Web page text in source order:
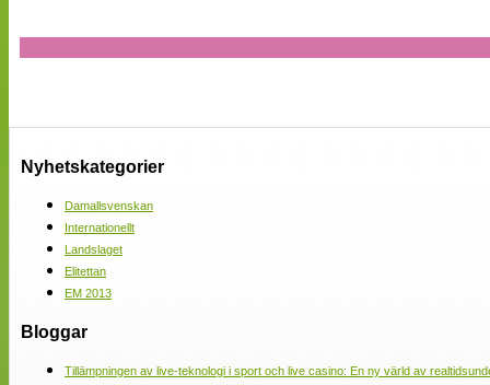
Nyhetskategorier
Damallsvenskan
Internationellt
Landslaget
Elitettan
EM 2013
Bloggar
Tillämpningen av live-teknologi i sport och live casino: En ny värld av